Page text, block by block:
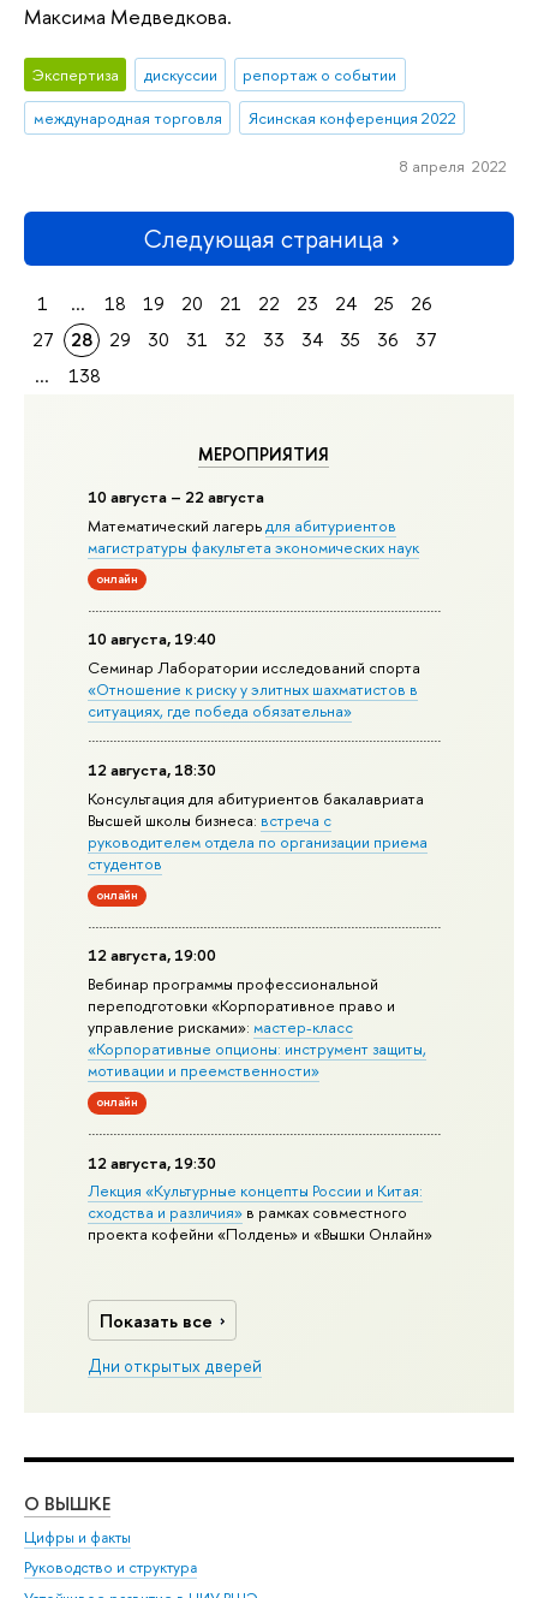
МЕРОПРИЯТИЯ
10 августа – 22 августа
Математический лагерьдля абитуриентов
магистратуры факультета экономических наук
онлайн
10 августа, 19:40
Семинар Лаборатории исследований спорта
«Отношение к риску у элитных шахматистов в
ситуациях, где победа обязательна»
12 августа, 18:30
Консультация для абитуриентов бакалавриата
Высшей школы бизнеса: встреча с
руководителем отдела по организации приема
студентов
онлайн
12 августа, 19:00
Вебинар программы профессиональной
переподготовки «Корпоративное право и
управление рисками»:мастер-класс
«Корпоративные опционы: инструмент защиты,
мотивации и преемственности»
онлайн
12 августа, 19:30
Лекция «Культурные концепты России и Китая:
сходства и различия» в рамках совместного
проекта кофейни «Полдень» и «Вышки Онлайн»
Показать все
Дни открытых дверей
Максима Медведкова.
Экспертиза дискуссии
репортаж о событии
международная торговля
Ясинская конференция 2022
8 апреля 2022
Следующая страница
1 ... 18 19 20 21 22 23 24 25
26
27
28 29 30 31 32 33 34 35 36
37
...
138
О ВЫШКЕ
Цифры и факты
Руководство и структура